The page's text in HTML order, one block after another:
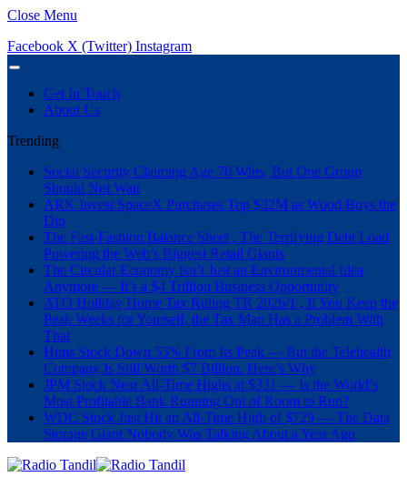
Close Menu
Facebook X (Twitter) Instagram
Get In Touch
About Us
Trending
Social Security Claiming Age 70 Wins, But One Group
Should Not Wait
ARK Invest SpaceX Purchases Top $32M as Wood Buys the
Dip
The Fast-Fashion Balance Sheet , The Terrifying Debt Load
Powering the Web’s Biggest Retail Giants
The Circular Economy Isn’t Just an Environmental Idea
Anymore — It’s a $4 Trillion Business Opportunity
ATO Holiday Home Tax Ruling TR 2026/1 , If You Keep the
Peak Weeks for Yourself, the Tax Man Has a Problem With
That
Hims Stock Down 55% From Its Peak — But the Telehealth
Company Is Still Worth $7 Billion. Here’s Why
JPM Stock Near All-Time Highs at $331 — Is the World’s
Most Profitable Bank Running Out of Room to Run?
WDC Stock Just Hit an All-Time High of $729 — The Data
Storage Giant Nobody Was Talking About a Year Ago